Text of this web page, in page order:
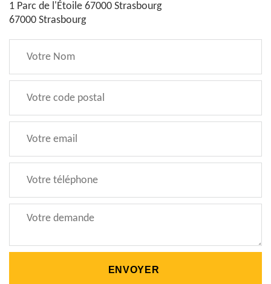
1 Parc de l'Étoile 67000 Strasbourg
67000 Strasbourg